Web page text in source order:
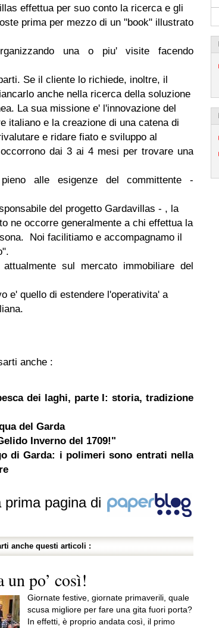
effettua per suo conto la ricerca e gli
prima per mezzo di un "book" illustrato
una o piu' visite facendo
Se il cliente lo richiede, inoltre, il
anche nella ricerca della soluzione
La sua missione e' l'innovazione del
italiano e la creazione di una catena di
e ridare fiato e sviluppo al
dai 3 ai 4 mesi per trovare una
alle esigenze del committente -
del progetto Gardavillas - , la
ne occorre generalmente a chi effettua la
Noi facilitiamo e accompagnamo il
attualmente sul mercato immobiliare del
e' quello di estendere l'operativita' a
anche :
dei laghi, parte I: storia, tradizione
del Garda
Inverno del 1709!"
di Garda: i polimeri sono entrati nella
prima pagina di
anche questi articoli :
un po’ così!
Giornate festive, giornate primaverili, quale
scusa migliore per fare una gita fuori porta?
In effetti, è proprio andata così, il primo